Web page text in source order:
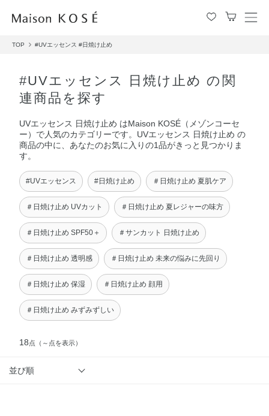
メ
TOP #UVエッセンス #日焼け止め
#UVエッセンス 日焼け止め の関
連商品を探す
UVエッセンス 日焼け止め はMaison KOSÉ（メゾンコーセ
ー）で人気のカテゴリーです。UVエッセンス 日焼け止め の
商品の中に、あなたのお気に入りの1品がきっと見つかりま
す。
#UVエッセンス #日焼け止め ＃日焼け止め 夏肌ケア
＃日焼け止め UVカット ＃日焼け止め 夏レジャーの味方
＃日焼け止め SPF50＋ ＃サンカット 日焼け止め
＃日焼け止め 透明感 ＃日焼け止め 未来の悩みに先回り
＃日焼け止め 保湿 ＃日焼け止め 顔用
＃日焼け止め みずみずしい
18点 （～点を表示）
並び順